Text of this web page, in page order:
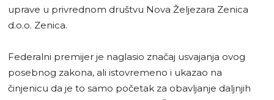
uprave u privrednom društvu Nova Željezara Zenica
d.o.o. Zenica.
Federalni premijer je naglasio značaj usvajanja ovog
posebnog zakona, ali istovremeno i ukazao na
činjenicu da je to samo početak za obavljanje daljnjih